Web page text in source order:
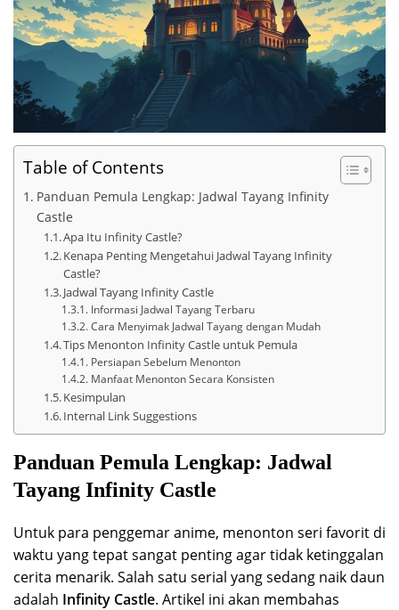
Table of Contents
Panduan Pemula Lengkap: Jadwal Tayang Infinity
Castle
Apa Itu Infinity Castle?
Kenapa Penting Mengetahui Jadwal Tayang Infinity
Castle?
Jadwal Tayang Infinity Castle
Informasi Jadwal Tayang Terbaru
Cara Menyimak Jadwal Tayang dengan Mudah
Tips Menonton Infinity Castle untuk Pemula
Persiapan Sebelum Menonton
Manfaat Menonton Secara Konsisten
Kesimpulan
Internal Link Suggestions
Panduan Pemula Lengkap: Jadwal
Tayang Infinity Castle
Untuk para penggemar anime, menonton seri favorit di
waktu yang tepat sangat penting agar tidak ketinggalan
cerita menarik. Salah satu serial yang sedang naik daun
adalah Infinity Castle. Artikel ini akan membahas